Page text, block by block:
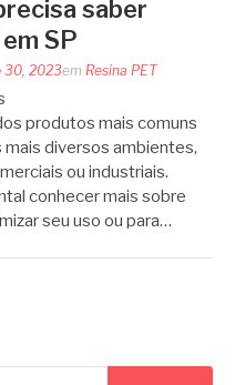
saber
SP
30, 2023em Resina PET
produtos mais comuns
diversos ambientes,
ou industriais.
conhecer mais sobre
seu uso ou para…